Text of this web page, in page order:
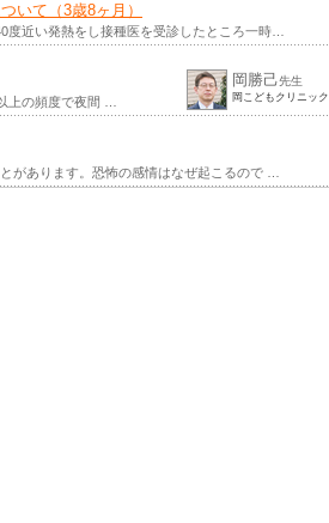
いて（3歳8ヶ月）
近い発熱をし接種医を受診したところ一時…
上の頻度で夜間 …
岡勝己先生
岡こどもクリニック
があります。恐怖の感情はなぜ起こるので …